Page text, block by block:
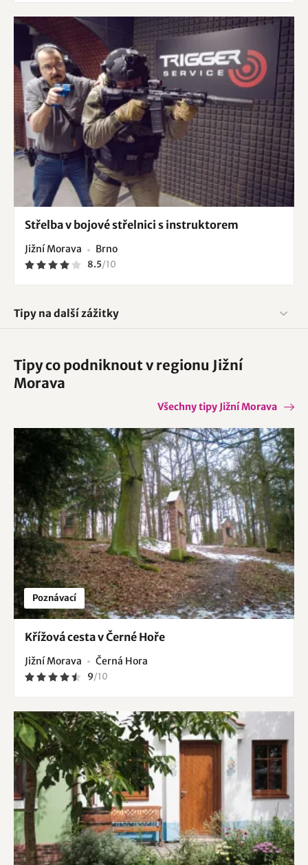
Střelba v bojové střelnici s instruktorem
Jižní Morava Brno
8.5/10
Tipy na další zážitky
Tipy co podniknout v regionu Jižní
Morava
Všechny tipy Jižní Morava
Poznávací
Křížová cesta v Černé Hoře
Jižní Morava Černá Hora
9/10